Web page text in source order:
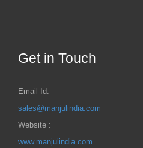
Get in Touch
Email Id:
sales@manjulindia.com
Website :
www.manjulindia.com